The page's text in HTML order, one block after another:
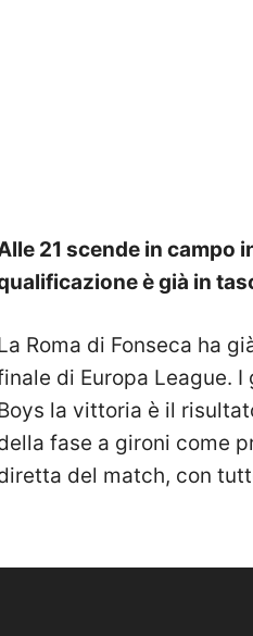
21 scende in campo
è già in
Roma di Fonseca ha
di Europa League.
la vittoria è il
fase a gironi come
del match, con